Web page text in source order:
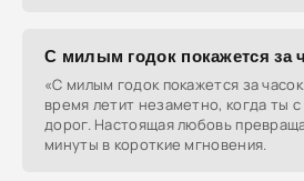
С милым годок покажется за
«С милым годок покажется за
время летит незаметно, когда ты
дорог. Настоящая любовь
минуты в короткие мгновения.